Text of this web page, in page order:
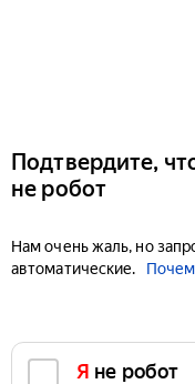
Подтвердите,
не робот
Нам очень жаль, но
автоматические.
Я не робот